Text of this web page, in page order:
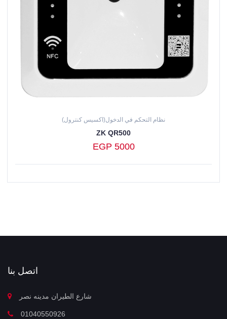
نظام التحكم في الدخول(اكسيس كنترول)
ZK QR500
EGP 5000
اتصل بنا
شارع الطيران مدينه نصر
01040550926